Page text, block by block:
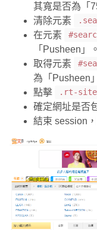
其寬是否為「
清除元素
在元素
「Pusheen」。
取得元素
為「Pusheen
點擊
.rt-site-
確定網址是否
結束 session